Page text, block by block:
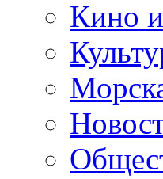
Кино и